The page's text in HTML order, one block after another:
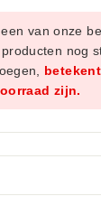
van onze
nog
zijn.